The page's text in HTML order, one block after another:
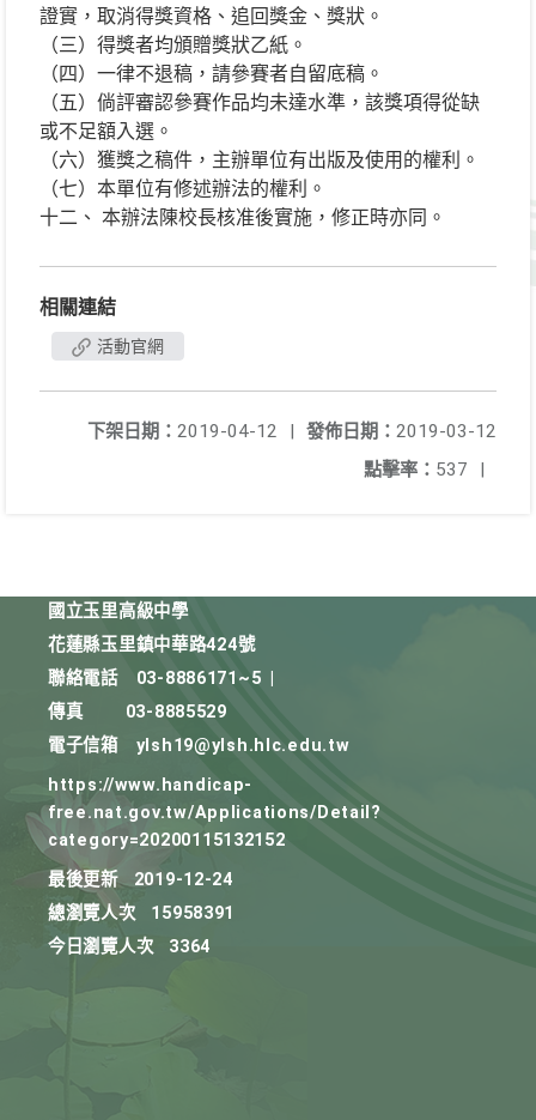
證實，取消得獎資格、追回獎金、獎狀。
（三）得獎者均頒贈獎狀乙紙。
（四）一律不退稿，請參賽者自留底稿。
（五）倘評審認參賽作品均未達水準，該獎項得從缺
或不足額入選。
（六）獲獎之稿件，主辦單位有出版及使用的權利。
（七）本單位有修述辦法的權利。
十二、 本辦法陳校長核准後實施，修正時亦同。
相關連結
活動官網
發佈日期： 2019-03-12
下架日期： 2019-04-12
|
點擊率： 537 |
國立玉里高級中學
花蓮縣玉里鎮中華路424號
聯絡電話
03-8886171~5
傳真
03-8885529
電子信箱
ylsh19@ylsh.hlc.edu.tw
https://www.handicap-
free.nat.gov.tw/Applications/Detail?
category=20200115132152
最後更新
2019-12-24
總瀏覽人次
15958391
今日瀏覽人次
3364